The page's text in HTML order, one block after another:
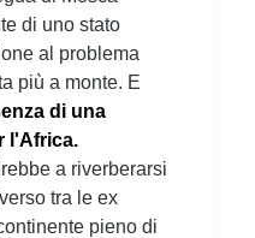
di uno stato
al problema
più a monte. E
di una
l'Africa.
a riverberarsi
tra le ex
pieno di